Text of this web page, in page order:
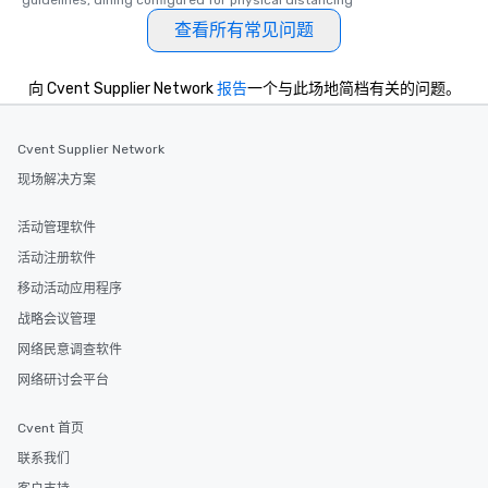
查看所有常见问题
向 Cvent Supplier Network报告一个与此场地简档有关的问题。
Cvent Supplier Network
现场解决方案
活动管理软件
活动注册软件
移动活动应用程序
战略会议管理
网络民意调查软件
网络研讨会平台
Cvent 首页
联系我们